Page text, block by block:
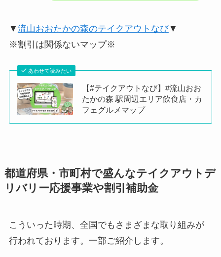
▼ 流山おおたかの森のテイクアウトなび▼
※割引は関係ないマップ※
あわせて読みたい
【#テイクアウトなび】#流山おお
たかの森 駅周辺エリア飲食店・カ
フェグルメマップ
都道府県・市町村で盛んなテイクアウトデ
リバリー応援事業や割引補助金
こういった時期、全国でもさまざまな取り組みが
行われております。一部ご紹介します。